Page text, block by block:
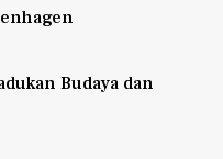
Budaya dan